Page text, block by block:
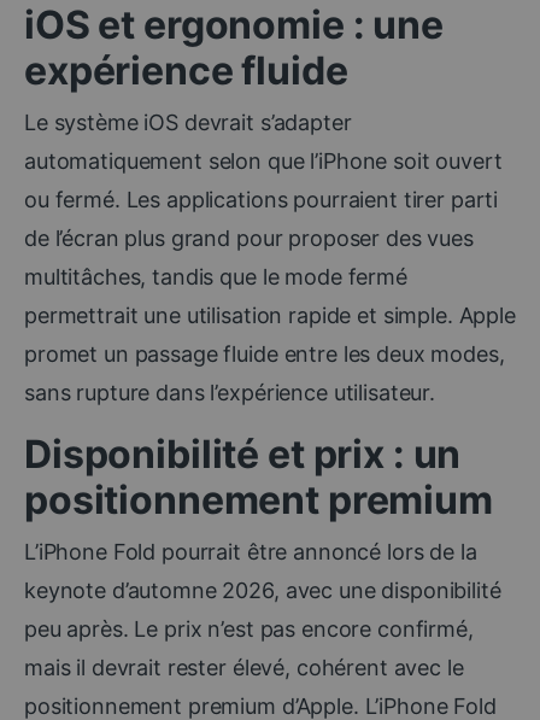
iOS et ergonomie : une
expérience fluide
Le système iOS devrait s’adapter
automatiquement selon que l’iPhone soit ouvert
ou fermé. Les applications pourraient tirer parti
de l’écran plus grand pour proposer des vues
multitâches, tandis que le mode fermé
permettrait une utilisation rapide et simple. Apple
promet un passage fluide entre les deux modes,
sans rupture dans l’expérience utilisateur.
Disponibilité et prix : un
positionnement premium
L’iPhone Fold pourrait être annoncé lors de la
keynote d’automne 2026, avec une disponibilité
peu après. Le prix n’est pas encore confirmé,
mais il devrait rester élevé, cohérent avec le
positionnement premium d’Apple. L’iPhone Fold